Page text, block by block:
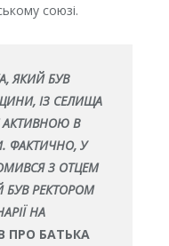
союзі.
ЯКИЙ БУВ
ІЗ СЕЛИЩА
АКТИВНОЮ В
ФАКТИЧНО, У
З ОТЦЕМ
РЕКТОРОМ
НА
ПРО БАТЬКА